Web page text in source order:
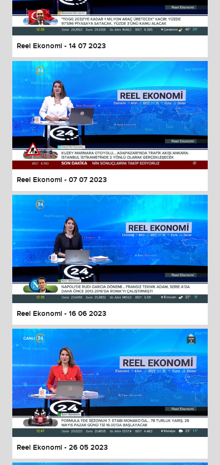
End of dialog window.
Reel Ekonomi - 14 07 2023
Reel Ekonomi - 07 07 2023
Reel Ekonomi - 16 06 2023
Reel Ekonomi - 26 05 2023